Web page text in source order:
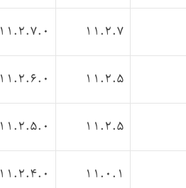
11.2.7
11.2.7.0
11.2.5
11.2.6.0
11.2.5
11.2.5.0
11.0.1
11.2.4.0